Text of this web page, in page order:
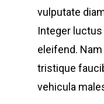
vulputate
Integer
eleifend.
tristique
vehicula